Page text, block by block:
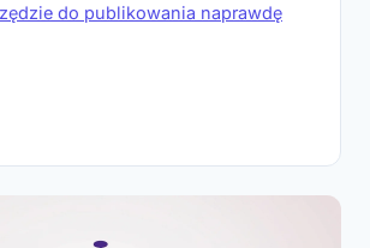
do publikowania naprawdę